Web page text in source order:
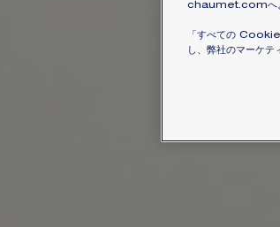
chaumet.comへ
「すべての Cookie
し、弊社のマーケ